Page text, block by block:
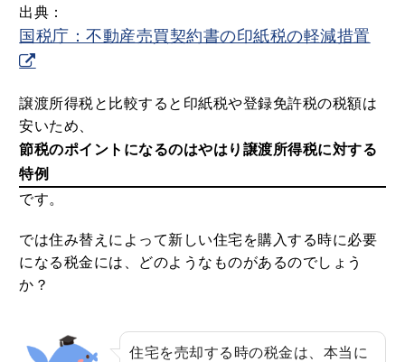
出典：
国税庁：不動産売買契約書の印紙税の軽減措置
譲渡所得税と比較すると印紙税や登録免許税の税額は
安いため、
節税のポイントになるのはやはり譲渡所得税に対する
特例
です。
では住み替えによって新しい住宅を購入する時に必要
になる税金には、どのようなものがあるのでしょう
か？
住宅を売却する時の税金は、本当に